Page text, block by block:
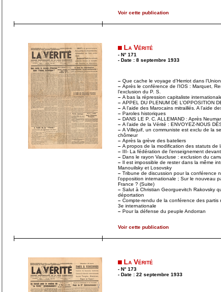
Voir cette publication
La Vérité
- N° 171
- Date : 8 septembre 1933
– Que cache le voyage d’Herriot dans
– Après le conférence de l’IOS : Marquet,
l’exclusion du P. S.
– A bas la répression capitaliste
– APPEL DU PLENUM DE L’OPPOSITION
– A l’aide des Marocains mitraillés. A l’aide
– Paroles historiques
– DANS LE P. C. ALLEMAND : Après
– A l’aide de la Vérité : ENVOYEZ-NOUS
– A Villejuif, un communiste est exclu de la
chômeur
– Après la grève des bateliers
– A propos de la modification des statuts de
– III- La fédération de l’enseignement
– Dans le rayon Vaucluse : exclusion du
– Il est impossible de rester dans la même
Manouilsky et Losovsky
– Tribune de discussion pour la conférence
l’opposition internationale ; Sur le nouveau
France ? (Suite)
– Salut à Christian Georguevitch Rakovsky
déportation
– Compte-rendu de la conférence des partis
3e internationale
– Pour la défense du peuple Andorran
Voir cette publication
La Vérité
- N° 173
- Date : 22 septembre 1933